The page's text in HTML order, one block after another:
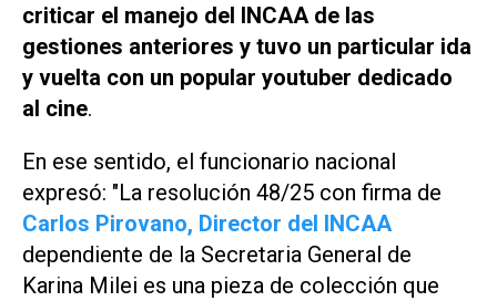
criticar el manejo del INCAA de las
gestiones anteriores y tuvo un particular ida
y vuelta con un popular youtuber dedicado
al cine.
En ese sentido, el funcionario nacional
expresó: "La resolución 48/25 con firma de
Carlos Pirovano, Director del INCAA
dependiente de la Secretaria General de
Karina Milei es una pieza de colección que